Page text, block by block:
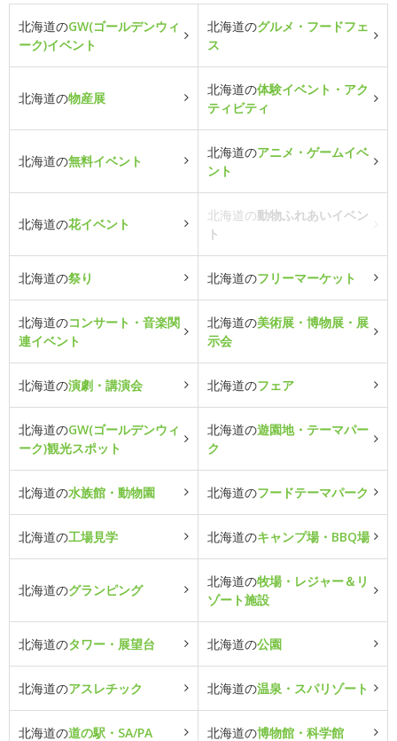
北海道のGW(ゴールデンウィ
ーク)イベント
北海道のグルメ・フードフェ
ス
北海道の物産展
北海道の体験イベント・アク
ティビティ
北海道の無料イベント
北海道のアニメ・ゲームイベ
ント
北海道の花イベント
北海道の動物ふれあいイベン
ト
北海道の祭り 北海道のフリーマーケット
北海道のコンサート・音楽関
連イベント
北海道の美術展・博物展・展
示会
北海道の演劇・講演会 北海道のフェア
北海道のGW(ゴールデンウィ
ーク)観光スポット
北海道の遊園地・テーマパー
ク
北海道の水族館・動物園 北海道のフードテーマパーク
北海道の工場見学 北海道のキャンプ場・BBQ場
北海道のグランピング
北海道の牧場・レジャー＆リ
ゾート施設
北海道のタワー・展望台 北海道の公園
北海道のアスレチック 北海道の温泉・スパリゾート
北海道の道の駅・SA/PA 北海道の博物館・科学館